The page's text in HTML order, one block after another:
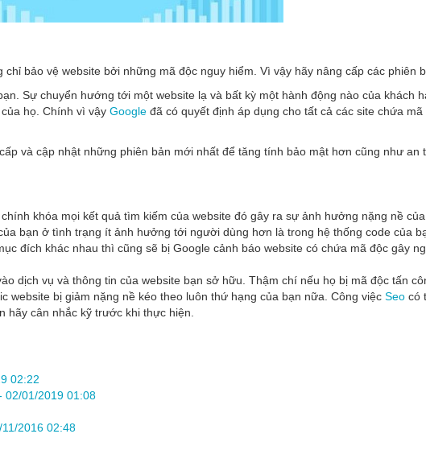
bảo vệ website bởi những mã độc nguy hiểm. Vì vậy hãy nâng cấp các phiên
Sự chuyển hướng tới một website lạ và bất kỳ một hành động nào của khách
họ. Chính vì vậy Google đã có quyết định áp dụng cho tất cả các site chứa
và cập nhật những phiên bản mới nhất để tăng tính bảo mật hơn cũng như an
khóa mọi kết quả tìm kiếm của website đó gây ra sự ảnh hưởng nặng nề
bạn ở tình trạng ít ảnh hưởng tới người dùng hơn là trong hệ thống code của
đích khác nhau thì cũng sẽ bị Google cảnh báo website có chứa mã độc gây
dịch vụ và thông tin của website bạn sở hữu. Thậm chí nếu họ bị mã độc tấn
bị giảm nặng nề kéo theo luôn thứ hạng của bạn nữa. Công việc Seo có
hãy cân nhắc kỹ trước khi thực hiện.
02:22
02/01/2019 01:08
11/2016 02:48